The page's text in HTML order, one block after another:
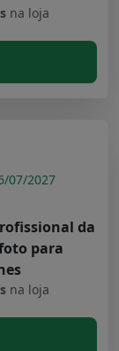
na loja
07/2027
da
para
na loja